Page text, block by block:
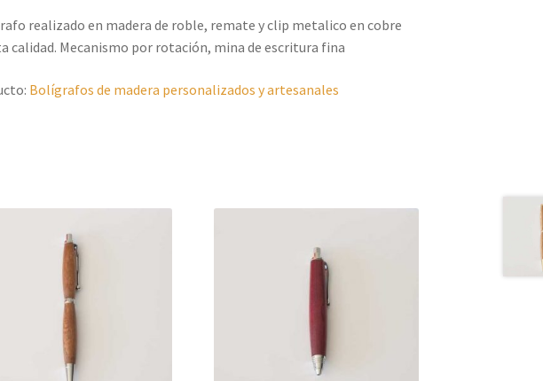
realizado en madera de roble, remate y clip metalico en cobre
calidad. Mecanismo por rotación, mina de escritura fina
Bolígrafos de madera personalizados y artesanales